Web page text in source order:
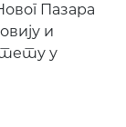
Пазара
и
у